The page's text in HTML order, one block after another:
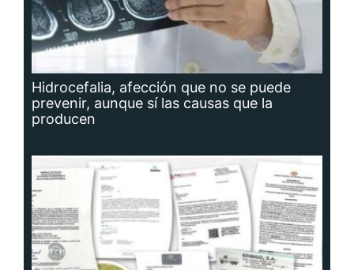
Hidrocefalia, afección que no se puede
prevenir, aunque sí las causas que la
producen